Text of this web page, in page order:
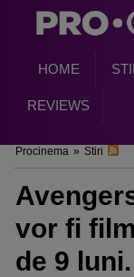
HOME
REVIEWS
Procinema » Stiri
vor fi
de 9